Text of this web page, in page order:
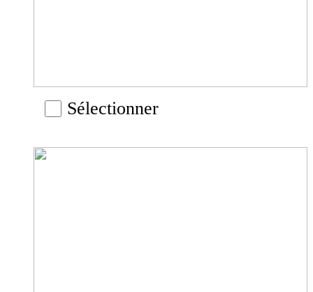
Sélectionner